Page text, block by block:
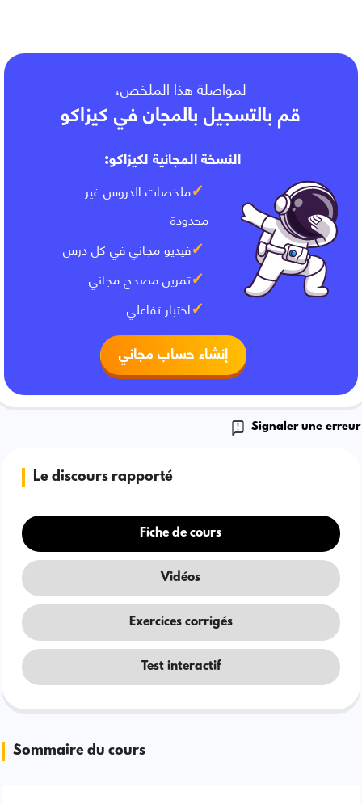
لمواصلة هذا الملخص،
قم بالتسجيل بالمجان في كيزاكو
النسخة المجانية لكيزاكو:
ملخصات الدروس غير
محدودة
فيديو مجاني في كل درس
تمرين مصحح مجاني
اختبار تفاعلي
إنشاء حساب مجاني
Signaler une erreur
Le discours rapporté
Fiche de cours
Vidéos
Exercices corrigés
Test interactif
Sommaire du cours